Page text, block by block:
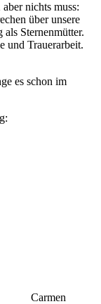
nichts muss:
über unsere
Sternenmütter.
und Trauerarbeit.
es schon im
Carmen